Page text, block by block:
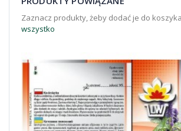
Zaznacz produkty, żeby dodać je do
wszystko